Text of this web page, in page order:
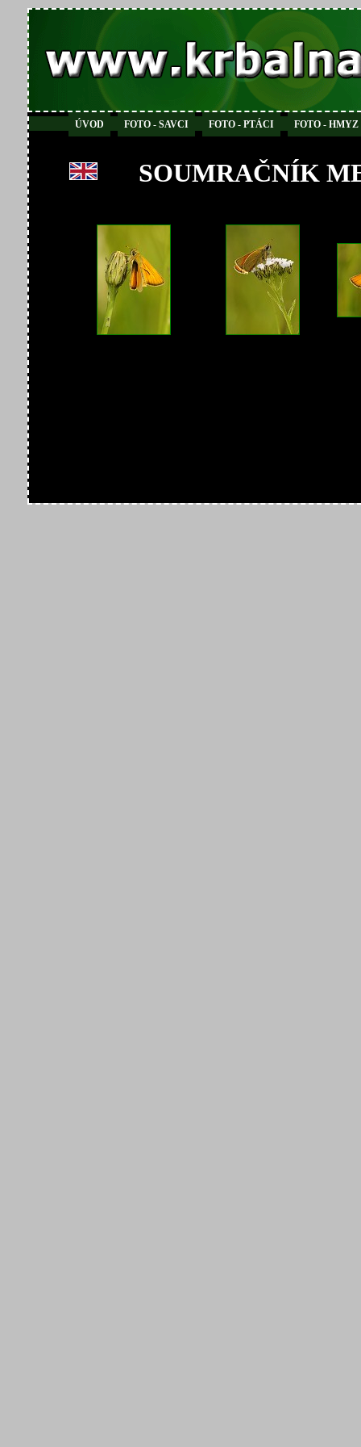
ÚVOD FOTO - SAVCI FOTO - PTÁCI FOTO - HMYZ
SOUMRAČNÍK